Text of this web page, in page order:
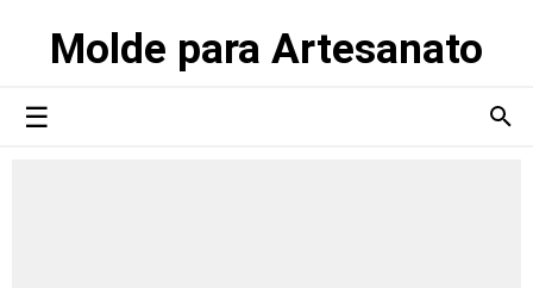
Molde para Artesanato